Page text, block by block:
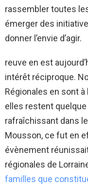
rassembler toutes
émerger des
donner l’envie d’agir.
reuve en est
intérêt réciproque.
Régionales en sont
elles restent quelque
rafraîchissant dans le
Mousson, ce fut en
évènement
régionales de
familles que